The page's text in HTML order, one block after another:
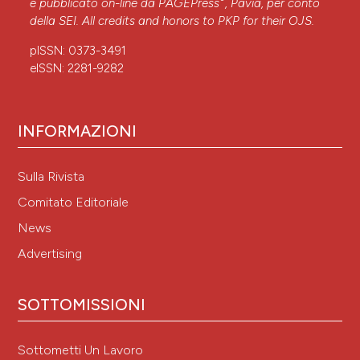
056.7.
online (es. in repository istituzionali o nel loro
sito web) prima e durante il processo di
submission, poichè può portare a scambi
produttivi e aumentare le citazioni dell'opera
è pubblicato on-line da PAGEPress , Pavia, per conto
della SEI. All credits and honors to PKP for their OJS.
pISSN: 0373-3491
eISSN: 2281-9282
INFORMAZIONI
Sulla Rivista
Comitato Editoriale
News
Advertising
SOTTOMISSIONI
Sottometti Un Lavoro